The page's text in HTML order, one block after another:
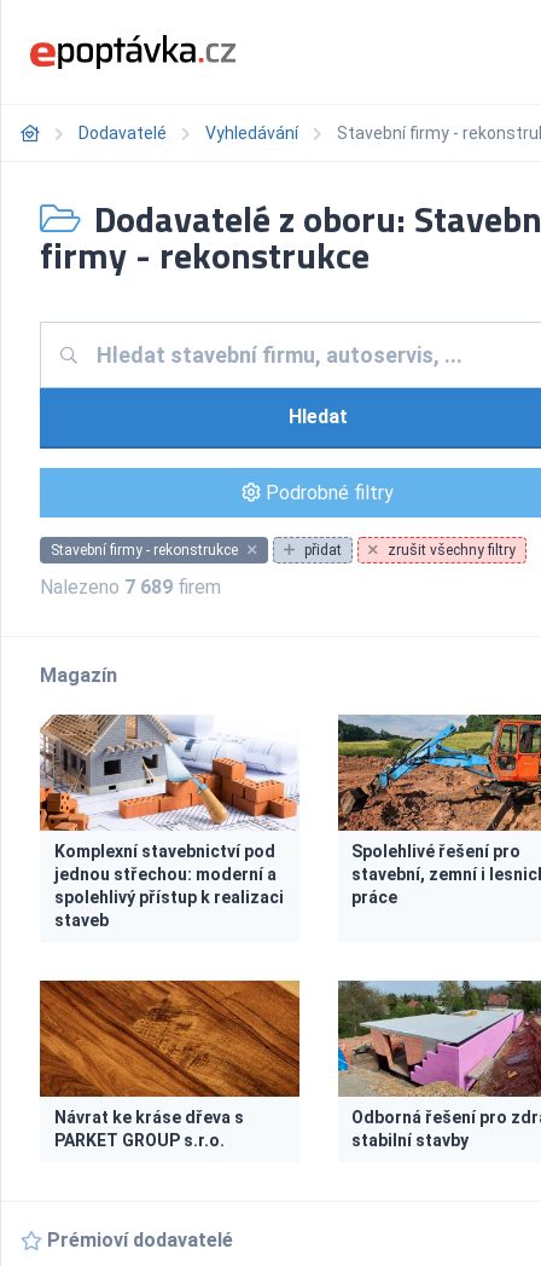
Dodavatelé Vyhledávání Stavební firmy -
Dodavatelé z oboru:
firmy - rekonstrukce
Hledat
Podrobné filtry
Stavební firmy - rekonstrukce přidat zrušit všechny filtry
Nalezeno 7 689 firem
Magazín
Komplexní stavebnictví pod
jednou střechou: moderní a
spolehlivý přístup k realizaci
staveb
Spolehlivé řešení pro
stavební, zemní i
práce
Návrat ke kráse dřeva s
PARKET GROUP s.r.o.
Odborná řešení pro
stabilní stavby
Prémioví dodavatelé